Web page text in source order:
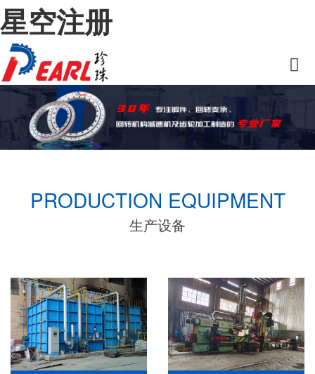
星空注册
PRODUCTION EQUIPMENT
生产设备